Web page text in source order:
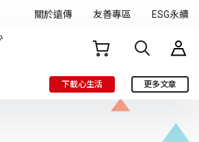
下載心生活 更多文章